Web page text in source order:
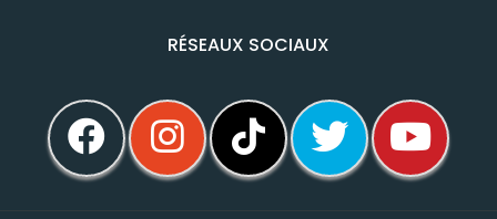
RÉSEAUX SOCIAUX